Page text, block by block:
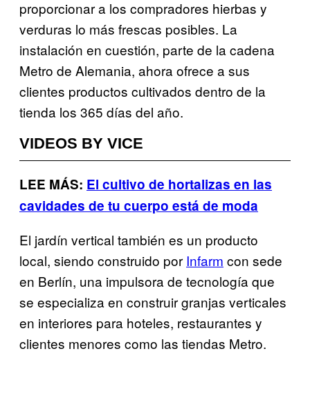
proporcionar a los compradores hierbas y
verduras lo más frescas posibles. La
instalación en cuestión, parte de la cadena
Metro de Alemania, ahora ofrece a sus
clientes productos cultivados dentro de la
tienda los 365 días del año.
VIDEOS BY VICE
LEE MÁS: El cultivo de hortalizas en las
cavidades de tu cuerpo está de moda
El jardín vertical también es un producto
local, siendo construido por Infarm con sede
en Berlín, una impulsora de tecnología que
se especializa en construir granjas verticales
en interiores para hoteles, restaurantes y
clientes menores como las tiendas Metro.